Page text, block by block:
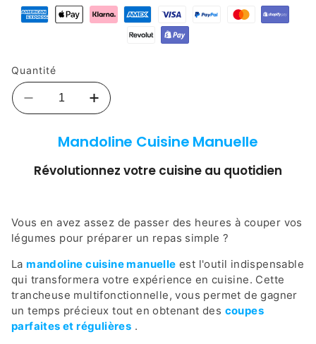
Quantité
Réduire
la
quantité
MANDOLINE
Cuisine
Coupe-
légume
Augmenter
la
quantité
de
MANDOLINE
Cuisine
Coupe-
légume
Mandoline Cuisine Manuelle
Révolutionnez votre cuisine au quotidien
Vous en avez assez de passer des heures à couper vos
légumes pour préparer un repas simple ?
Lamandoline cuisine manuelle est l'outil indispensable
qui transformera votre expérience en cuisine. Cette
trancheuse multifonctionnelle, vous permet de gagner
un temps précieux tout en obtenant des coupes
parfaites et régulières .